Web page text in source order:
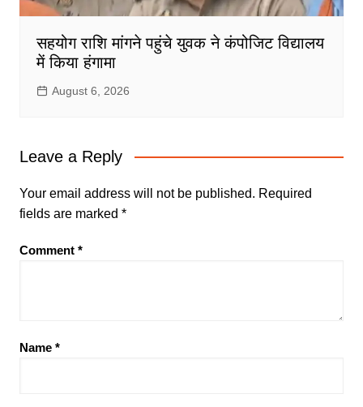
सहयोग राशि मांगने पहुंचे युवक ने कंपोजिट विद्यालय
में किया हंगामा
August 6, 2026
Leave a Reply
Your email address will not be published. Required
fields are marked *
Comment *
Name *